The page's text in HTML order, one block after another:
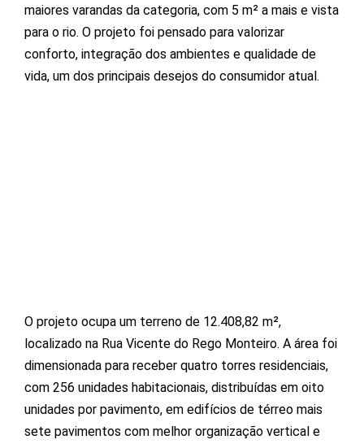
maiores varandas da categoria, com 5 m² a mais e vista
para o rio. O projeto foi pensado para valorizar
conforto, integração dos ambientes e qualidade de
vida, um dos principais desejos do consumidor atual.
O projeto ocupa um terreno de 12.408,82 m²,
localizado na Rua Vicente do Rego Monteiro. A área foi
dimensionada para receber quatro torres residenciais,
com 256 unidades habitacionais, distribuídas em oito
unidades por pavimento, em edifícios de térreo mais
sete pavimentos com melhor organização vertical e